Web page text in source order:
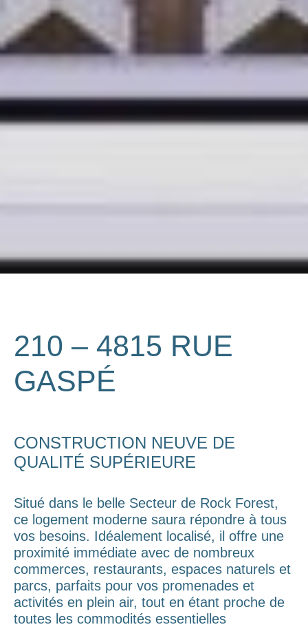
210 – 4815 RUE
GASPÉ
CONSTRUCTION NEUVE DE
QUALITÉ SUPÉRIEURE
Situé dans le belle Secteur de Rock Forest,
ce logement moderne saura répondre à tous
vos besoins. Idéalement localisé, il offre une
proximité immédiate avec de nombreux
commerces, restaurants, espaces naturels et
parcs, parfaits pour vos promenades et
activités en plein air, tout en étant proche de
toutes les commodités essentielles